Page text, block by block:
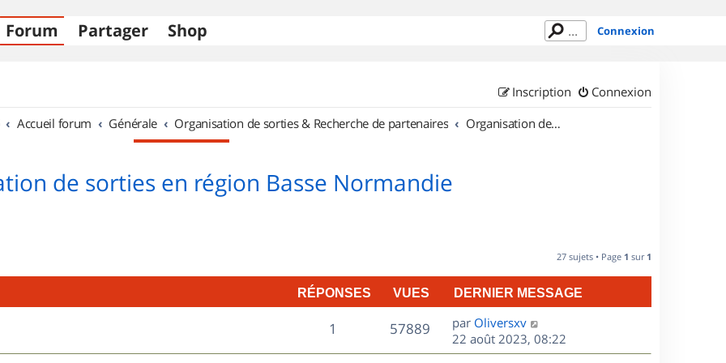
Forum Partager Shop Connexion
Connexion
Inscription
Accueil forum Générale Organisation de sorties & Recherche de partenaires Organisation de sorties en région Basse Normandie
de sorties en région Basse Normandie
27 sujets • Page 1 sur 1
RÉPONSES VUES DERNIER MESSAGE
1
é
57889V
u
D
e
r
par Oliversxv
22 août 2023, 08:22